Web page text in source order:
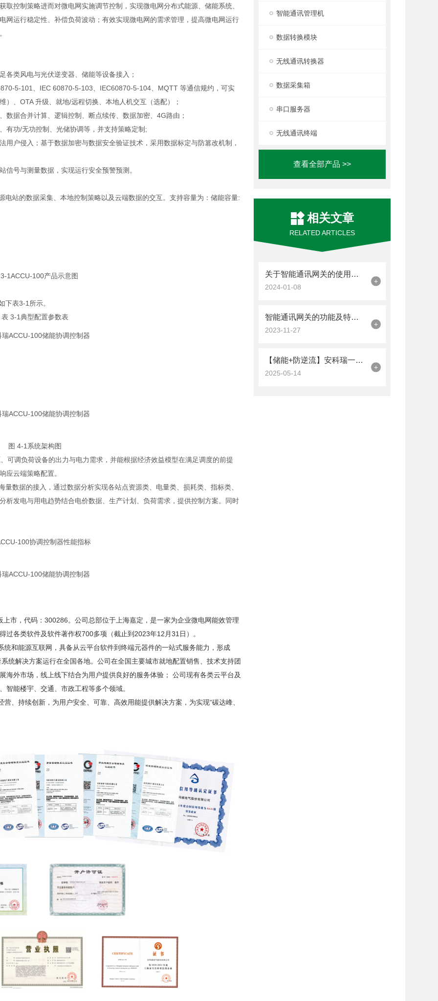
智能通讯管理机
数据转换模块
无线通讯转换器
数据采集箱
串口服务器
无线通讯终端
查看全部产品 >>
相关文章
RELATED ARTICLES
关于智能通讯网关的使用步骤看看本篇吧
2024-01-08
+
智能通讯网关的功能及特点总结分享
2023-11-27
+
【储能+防逆流】安科瑞一体化解决方案：让分布式能源系统更高效、更安全！
2025-05-14
+
控制策略进而对微电网实施调节控制，实现微电网分布式能源、储能系统、
网运行稳定性、补偿负荷波动；有效实现微电网的需求管理，提高微电网运行
各类风电与光伏逆变器、储能等设备接入；
5-101、IEC 60870-5-103、IEC60870-5-104、MQTT 等通信规约，可实
、OTA 升级、就地/远程切换、本地人机交互（选配）；
据合并计算、逻辑控制、断点续传、数据加密、4G路由；
有功/无功控制、光储协调等，并支持策略定制;
用户侵入；基于数据加密与数据安全验证技术，采用数据标定与防篡改机制，
号与测量数据，实现运行安全预警预测。
电站的数据采集、本地控制策略以及云端数据的交互。支持容量为：储能容量:
1ACCU-100产品示意图
下表3-1所示。
表 3-1典型配置参数表
图 4-1系统架构图
可调负荷设备的出力与电力需求，并能根据经济效益模型在满足调度的前提
应云端策略配置。
数据的接入，通过数据分析实现各站点资源类、电量类、损耗类、指标类、
析发电与用电趋势结合电价数据、生产计划、负荷需求，提供控制方案。同时
100协调控制器性能指标
市，代码：300286。公司总部位于上海嘉定，是一家为企业微电网能效管理
各类软件及软件著作权700多项（截止到2023年12月31日）。
和能源互联网，具备从云平台软件到终端元器件的一站式服务能力，形成
统解决方案运行在全国各地。公司在全国主要城市就地配置销售、技术支持团
海外市场，线上线下结合为用户提供良好的服务体验； 公司现有各类云平台及
智能楼宇、交通、市政工程等多个领域。
、持续创新，为用户安全、可靠、高效用能提供解决方案，为实现“碳达峰、